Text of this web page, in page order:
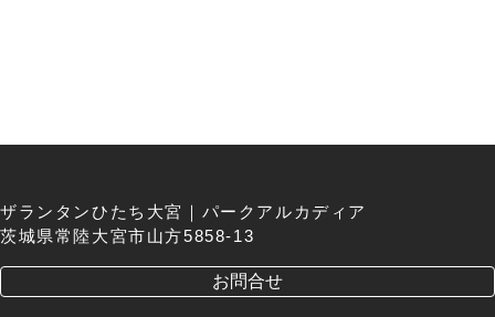
ザランタンひたち大宮｜パークアルカディア
茨城県常陸大宮市山方5858-13
お問合せ